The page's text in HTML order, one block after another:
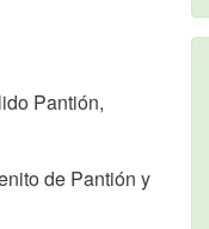
Pantión,
de Pantión y